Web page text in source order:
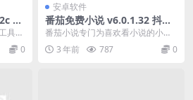
手
具
工
0
安卓软件
番茄免费小说 v6.0.1.32 抖音
旗下阅读产品，海量正版小
说，解锁高级版
番茄小说专门为喜欢看小说的小伙
伴准备的好用的免费小说app软
件，你能免费看到自己...
3 年前 787 0